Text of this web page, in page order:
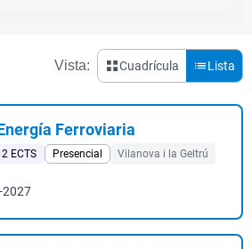
Vista: Cuadrícula Lista
Ferroviaria
ECTS Presencial
Vilanova i la Geltrú
2027